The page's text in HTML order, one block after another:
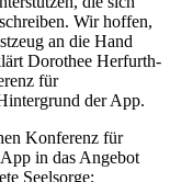
Wir hoffen,
an die Hand
Dorothee Herfurth-
für
der App.
Konferenz für
in das Angebot
Seelsorge;